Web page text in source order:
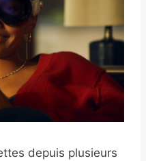
depuis plusieurs